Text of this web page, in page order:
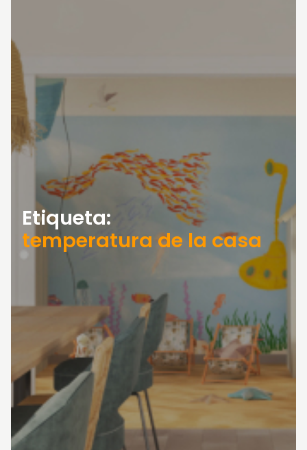
Etiqueta:
temperatura de la casa